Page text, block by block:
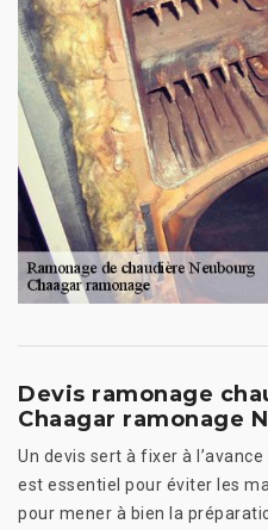
Devis ramonage
Chaagar ramonage
Un devis sert à fixer à
est essentiel pour éviter les
pour mener à bien la